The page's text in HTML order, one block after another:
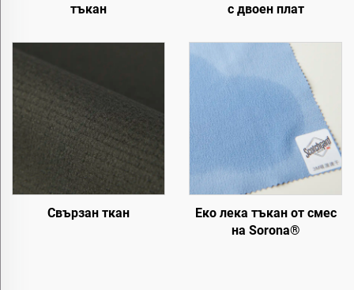
тъкан
с двоен плат
Свързан ткан
Еко лека тъкан от смес
на Sorona®